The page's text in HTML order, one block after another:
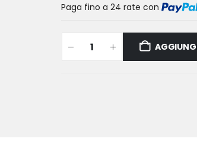
Paga fino a 24 rate con